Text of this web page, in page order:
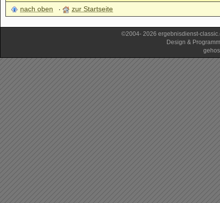
nach oben
zur Startseite
©2004- 2026 ergebnisdienst-
Design &